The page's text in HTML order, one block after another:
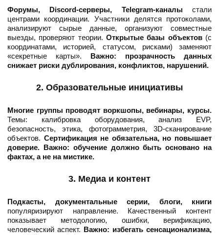
Форумы, Discord-серверы, Telegram-каналы стали
центрами координации. Участники делятся протоколами,
анализируют сырые данные, организуют совместные
выезды, проверяют теории. Открытые базы объектов(с
координатами, историей, статусом, рисками) заменяют
«секретные карты». Важно: прозрачность данных
снижает риски дублирования, конфликтов, нарушений.
2. Образовательные инициативы
Многие группы проводят воркшопы, вебинары, курсы.
Темы: калибровка оборудования, анализ EVP,
безопасность, этика, фотограмметрия, 3D-сканирование
объектов. Сертификация не обязательна, но повышает
доверие. Важно: обучение должно быть основано на
фактах, а не на мистике.
3. Медиа и контент
Подкасты, документальные серии, блоги, книги
популяризируют направление. Качественный контент
показывает методологию, ошибки, верификацию,
человеческий аспект. Важно: избегать сенсационализма,